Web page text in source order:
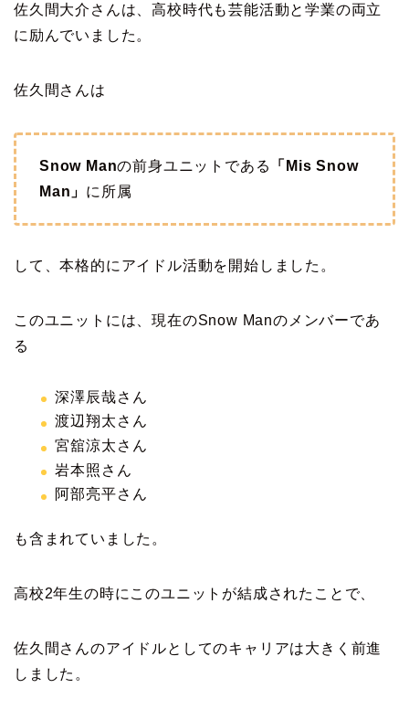
佐久間大介さんは、高校時代も芸能活動と学業の両立
に励んでいました。
佐久間さんは
Snow Manの前身ユニットである
「Mis Snow
Man」 に所属
して、本格的にアイドル活動を開始しました。
このユニットには、現在のSnow Manのメンバーであ
る
深澤辰哉さん
渡辺翔太さん
宮舘涼太さん
岩本照さん
阿部亮平さん
も含まれていました。
高校2年生の時にこのユニットが結成されたことで、
佐久間さんのアイドルとしてのキャリアは大きく前進
しました。